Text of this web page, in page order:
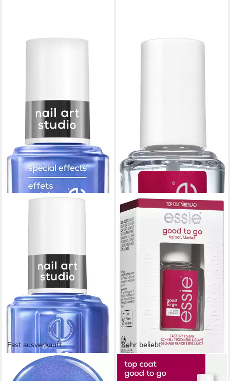
Fast ausverkauft
ESSIE
Nagellack SPECIAL EFFEKTS,
Sehr beliebt
ESSIE
Überlack GOOD TO GO,